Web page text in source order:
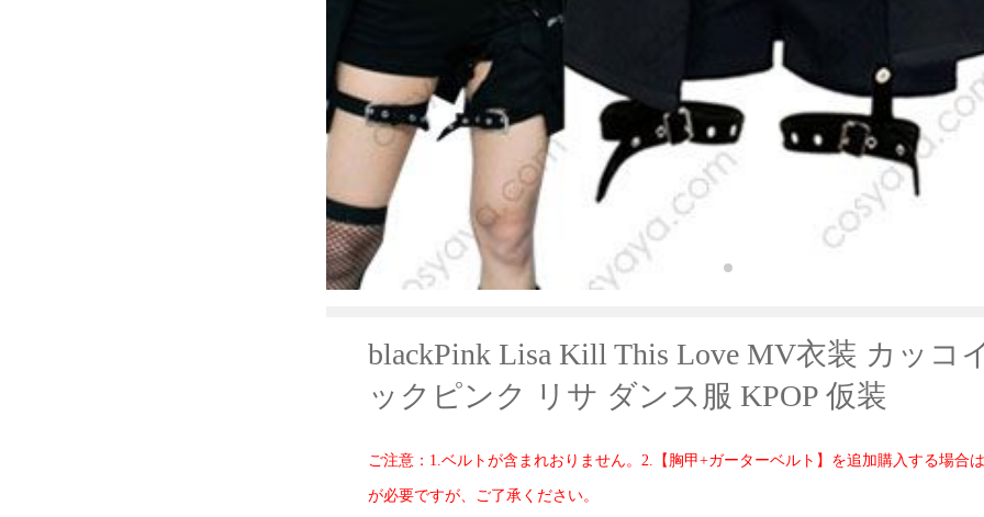
blackPink Lisa Kill This Love MV衣装 カッコ
ックピンク リサ ダンス服 KPOP 仮装
ご注意：1.ベルトが含まれおりません。2.【胸甲+ガーターベルト】を追加購入する場合
が必要ですが、ご了承ください。